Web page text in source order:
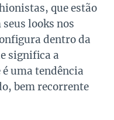
que estão
looks nos
dentro da
significa a
uma tendência
bem recorrente